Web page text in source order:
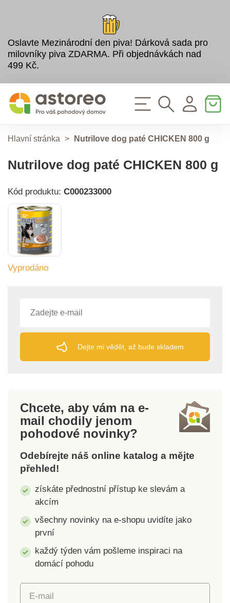
Oslavte Mezinárodní den piva! Dárková sada pro
milovníky piva ZDARMA. Při objednávkách nad
499 Kč.
Hlavní stránka > Nutrilove dog paté CHICKEN 800 g
Nutrilove dog paté CHICKEN 800 g
Kód produktu: C000233000
Vyprodáno
Dejte mi vědět, až bude skladem
Chcete, aby vám na e-
mail chodily jenom
pohodové novinky?
Odebírejte náš online katalog a mějte
přehled!
získáte přednostní přístup ke slevám a
akcím
všechny novinky na e-shopu uvidíte jako
první
každý týden vám pošleme inspiraci na
domácí pohodu
E-mail